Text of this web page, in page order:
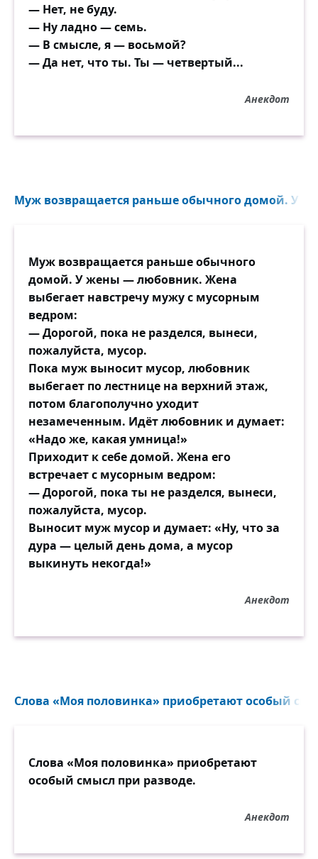
— Нет, не буду.
— Ну ладно — семь.
— В смысле, я — восьмой?
— Да нет, что ты. Ты — четвертый...
Анекдот
Муж возвращается раньше обычного домой. У
Муж возвращается раньше обычного
домой. У жены — любовник. Жена
выбегает навстречу мужу с мусорным
ведром:
— Дорогой, пока не разделся, вынеси,
пожалуйста, мусор.
Пока муж выносит мусор, любовник
выбегает по лестнице на верхний этаж,
потом благополучно уходит
незамеченным. Идёт любовник и думает:
«Надо же, какая умница!»
Приходит к себе домой. Жена его
встречает с мусорным ведром:
— Дорогой, пока ты не разделся, вынеси,
пожалуйста, мусор.
Выносит муж мусор и думает: «Ну, что за
дура — целый день дома, а мусор
выкинуть некогда!»
Анекдот
Слова «Моя половинка» приобретают особый
Слова «Моя половинка» приобретают
особый смысл при разводе.
Анекдот